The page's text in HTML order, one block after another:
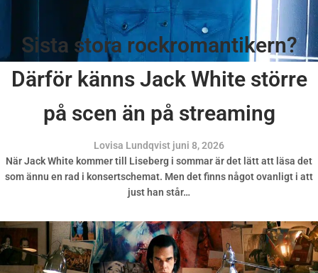
Sista stora rockromantikern?
Därför känns Jack White större
på scen än på streaming
Lovisa Lundqvist juni 8, 2026
När Jack White kommer till Liseberg i sommar är det lätt att läsa det
som ännu en rad i konsertschemat. Men det finns något ovanligt i att
just han står…